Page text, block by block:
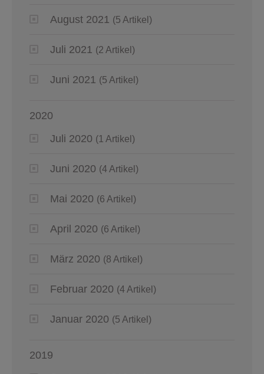
August 2021 (5 Artikel)
Juli 2021 (2 Artikel)
Juni 2021 (5 Artikel)
2020
Juli 2020 (1 Artikel)
Juni 2020 (4 Artikel)
Mai 2020 (6 Artikel)
April 2020 (6 Artikel)
März 2020 (8 Artikel)
Februar 2020 (4 Artikel)
Januar 2020 (5 Artikel)
2019